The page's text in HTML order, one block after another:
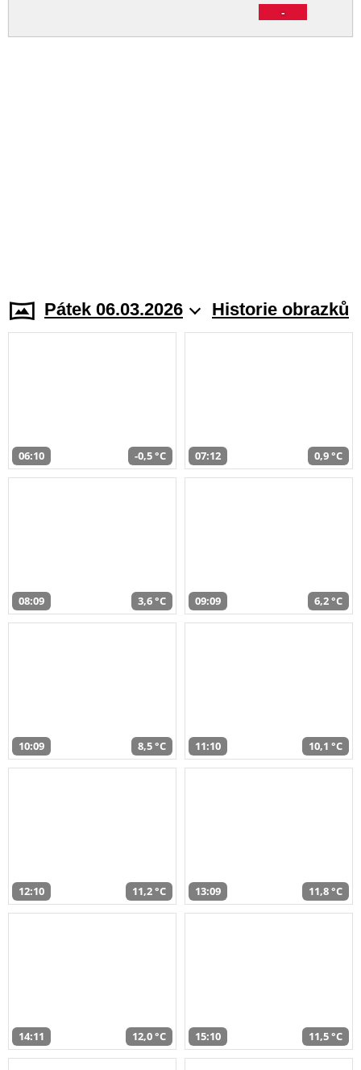
-
Pátek 06.03.2026 Historie obrazků
06:10 -0,5 °C 07:12 0,9 °C
08:09 3,6 °C 09:09 6,2 °C
10:09 8,5 °C 11:10 10,1 °C
12:10 11,2 °C 13:09 11,8 °C
14:11 12,0 °C 15:10 11,5 °C